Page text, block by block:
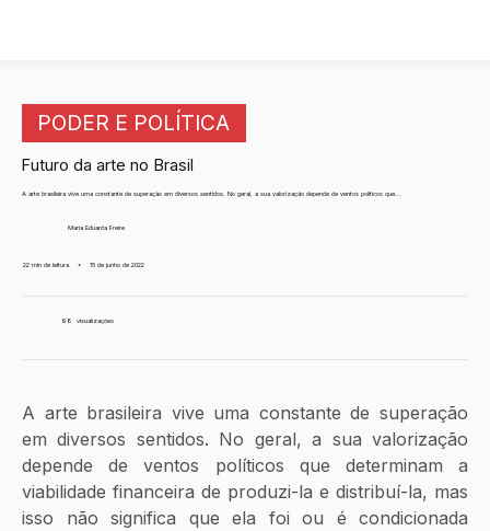
PODER E POLÍTICA
Futuro da arte no Brasil
A arte brasileira vive uma constante de superação em diversos sentidos. No geral, a sua valorização depende de ventos políticos que...
Maria Eduarda Freire
22 min de leitura • 15 de junho de 2022
98 visualizações
A arte brasileira vive uma constante de superação
em diversos sentidos. No geral, a sua valorização
depende de ventos políticos que determinam a
viabilidade financeira de produzi-la e distribuí-la, mas
isso não significa que ela foi ou é condicionada